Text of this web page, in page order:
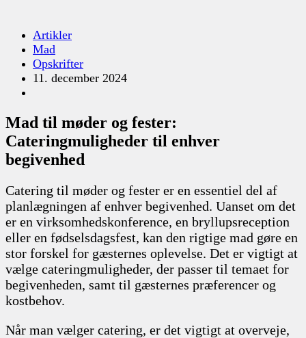
Artikler
Mad
Opskrifter
11. december 2024
Mad til møder og fester:
Cateringmuligheder til enhver
begivenhed
Catering til møder og fester er en essentiel del af
planlægningen af enhver begivenhed. Uanset om det
er en virksomhedskonference, en bryllupsreception
eller en fødselsdagsfest, kan den rigtige mad gøre en
stor forskel for gæsternes oplevelse. Det er vigtigt at
vælge cateringmuligheder, der passer til temaet for
begivenheden, samt til gæsternes præferencer og
kostbehov.
Når man vælger catering, er det vigtigt at overveje,